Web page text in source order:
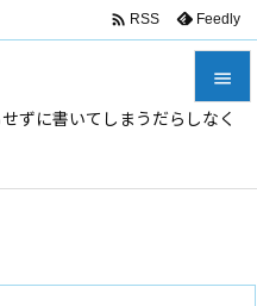
ずに書いてしまうだらしなく



 RSS Feedly